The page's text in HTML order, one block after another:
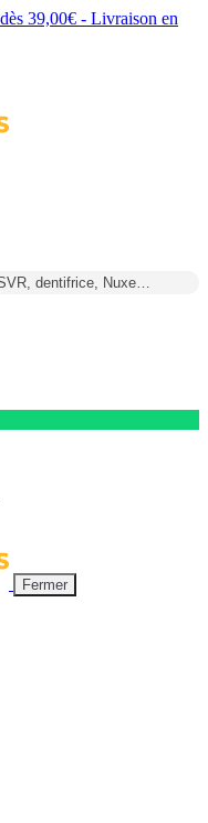
39,00€ - Livraison en
dentifrice, Nuxe…
Fermer